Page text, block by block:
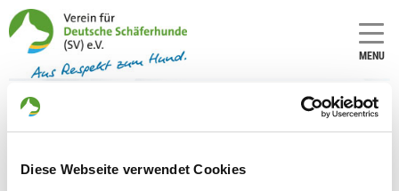
Diese Webseite verwendet Cookies
MENU